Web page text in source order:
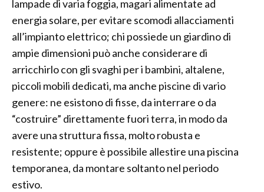
lampade di varia foggia, magari alimentate ad
energia solare, per evitare scomodi allacciamenti
all’impianto elettrico; chi possiede un giardino di
ampie dimensioni può anche considerare di
arricchirlo con gli svaghi per i bambini, altalene,
piccoli mobili dedicati, ma anche piscine di vario
genere: ne esistono di fisse, da interrare o da
“costruire” direttamente fuori terra, in modo da
avere una struttura fissa, molto robusta e
resistente; oppure è possibile allestire una piscina
temporanea, da montare soltanto nel periodo
estivo.